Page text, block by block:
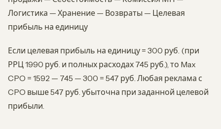
Логистика — Хранение — Возвраты — Целевая
прибыль на единицу
Если целевая прибыль на единицу = 300 руб. (при
РРЦ 1990 руб. и полных расходах 745 руб.), то Max
CPO = 1592 — 745 — 300 = 547 руб. Любая реклама с
CPO выше 547 руб. убыточна при заданной целевой
прибыли.